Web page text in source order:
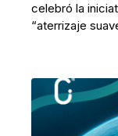
celebró la
“aterrizaje